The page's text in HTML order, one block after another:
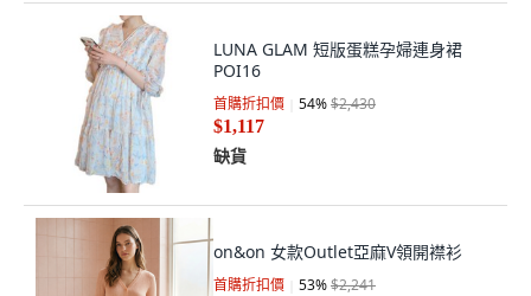
LUNA GLAM 短版蛋糕孕婦連身裙
POI16
首購折扣價 54%$2,430
$1,117
缺貨
on&on 女款Outlet亞麻V領開襟衫
首購折扣價 53%$2,241